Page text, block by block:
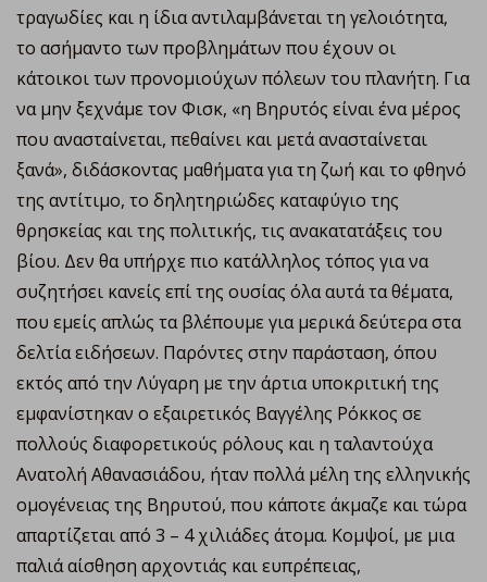
τραγωδίες και η ίδια αντιλαμβάνεται τη γελοιότητα,
το ασήμαντο των προβλημάτων που έχουν οι
κάτοικοι των προνομιούχων πόλεων του πλανήτη. Για
να μην ξεχνάμε τον Φισκ, «η Βηρυτός είναι ένα μέρος
που ανασταίνεται, πεθαίνει και μετά ανασταίνεται
ξανά», διδάσκοντας μαθήματα για τη ζωή και το φθηνό
της αντίτιμο, το δηλητηριώδες καταφύγιο της
θρησκείας και της πολιτικής, τις ανακατατάξεις του
βίου. Δεν θα υπήρχε πιο κατάλληλος τόπος για να
συζητήσει κανείς επί της ουσίας όλα αυτά τα θέματα,
που εμείς απλώς τα βλέπουμε για μερικά δεύτερα στα
δελτία ειδήσεων. Παρόντες στην παράσταση, όπου
εκτός από την Λύγαρη με την άρτια υποκριτική της
εμφανίστηκαν ο εξαιρετικός Βαγγέλης Ρόκκος σε
πολλούς διαφορετικούς ρόλους και η ταλαντούχα
Ανατολή Αθανασιάδου, ήταν πολλά μέλη της ελληνικής
ομογένειας της Βηρυτού, που κάποτε άκμαζε και τώρα
απαρτίζεται από 3 – 4 χιλιάδες άτομα. Κομψοί, με μια
παλιά αίσθηση αρχοντιάς και ευπρέπειας,